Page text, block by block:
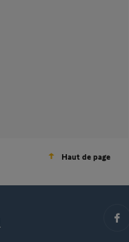
Haut de page